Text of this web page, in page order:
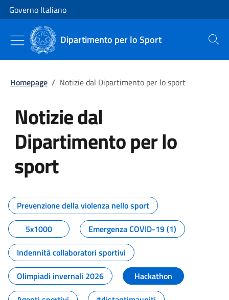
Vai al contenuto
Vai alla navigazione del sito
Governo Italiano
Dipartimento per lo Sport Cerca
Homepage / Notizie dal Dipartimento per lo sport
Notizie dal
Dipartimento per lo
sport
Tutti i contenuti della pagina
Prevenzione della violenza nello sport
5x1000
Emergenza COVID-19 (1)
Indennità collaboratori sportivi
Olimpiadi invernali 2026
Hackathon